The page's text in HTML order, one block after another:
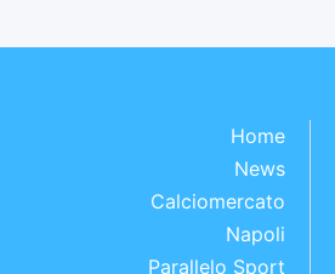
Home
News
Calciomercato
Napoli
Parallelo Sport